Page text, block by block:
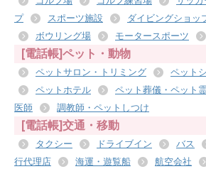
プ
スポーツ施設 ダイビングショッ
ボウリング場
モータースポーツ
[電話帳]ペット・動物
ペットサロン・トリミング
ペット
ペットホテル
ペット葬儀・ペット
医師
調教師・ペットしつけ
[電話帳]交通・移動
タクシー ドライブイン バス
行代理店
海運・遊覧船 航空会社